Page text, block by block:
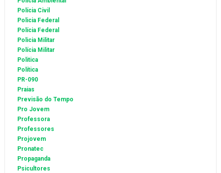
Polícia Civil
Policia Federal
Polícia Federal
Policia Militar
Polícia Militar
Politica
Política
PR-090
Praias
Previsão do Tempo
Pro Jovem
Professora
Professores
Projovem
Pronatec
Propaganda
Psicultores